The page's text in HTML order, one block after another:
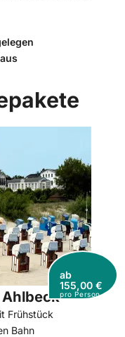
ab
155,00 €
pro Person
Ahlbeck
Frühstück
Bahn